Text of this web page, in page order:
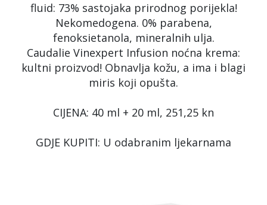
fluid: 73% sastojaka prirodnog porijekla!
Nekomedogena. 0% parabena,
fenoksietanola, mineralnih ulja.
Caudalie Vinexpert Infusion noćna krema:
kultni proizvod! Obnavlja kožu, a ima i blagi
miris koji opušta.
CIJENA: 40 ml + 20 ml, 251,25 kn
GDJE KUPITI: U odabranim ljekarnama